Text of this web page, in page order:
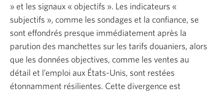
» et les signaux « objectifs ». Les indicateurs «
subjectifs », comme les sondages et la confiance, se
sont effondrés presque immédiatement après la
parution des manchettes sur les tarifs douaniers, alors
que les données objectives, comme les ventes au
détail et l’emploi aux États-Unis, sont restées
étonnamment résilientes. Cette divergence est